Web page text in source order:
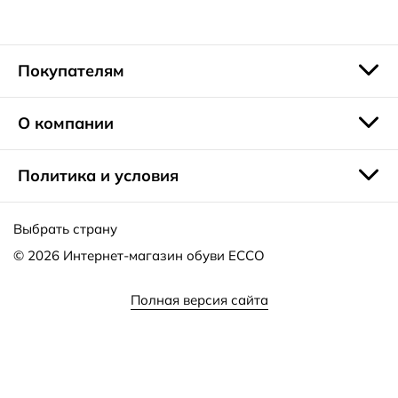
бонусная программа.
Покупателям
О компании
Политика и условия
Выбрать страну
© 2026 Интернет-магазин обуви ECCO
Полная версия сайта